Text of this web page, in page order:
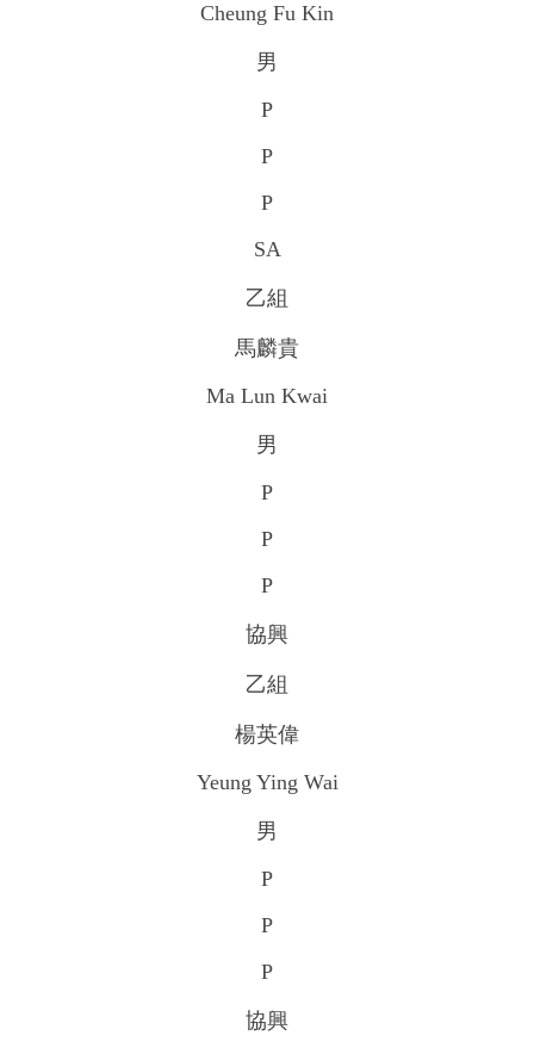
Cheung Fu Kin
男
P
P
P
SA
乙組
馬麟貴
Ma Lun Kwai
男
P
P
P
協興
乙組
楊英偉
Yeung Ying Wai
男
P
P
P
協興